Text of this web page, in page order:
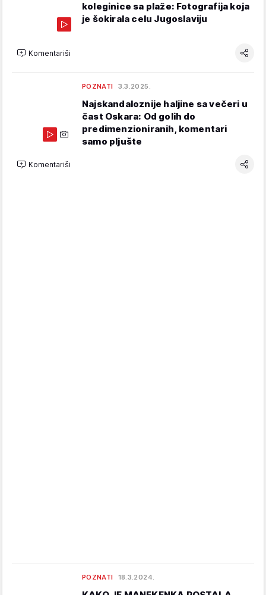
koleginice sa plaže: Fotografija koja
je šokirala celu Jugoslaviju
Komentariši
POZNATI 3.3.2025.
Najskandaloznije haljine sa večeri u
čast Oskara: Od golih do
predimenzioniranih, komentari
samo pljušte
Komentariši
POZNATI 18.3.2024.